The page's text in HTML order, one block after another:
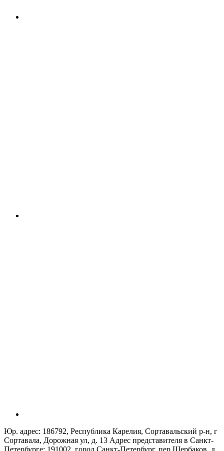
Юр. адрес: 186792, Республика Карелия, Сортавальский р-н, г
Сортавала, Дорожная ул, д. 13 Адрес представителя в Санкт-
Петербурге: 191002, город Санкт-Петербург, пер Щербаков, д.